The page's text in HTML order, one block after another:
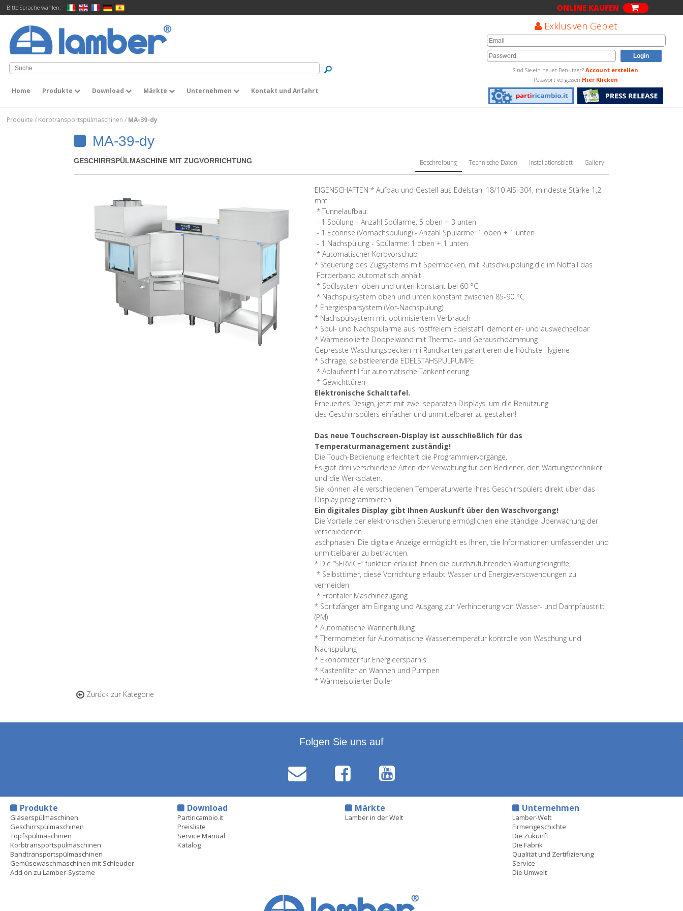
Bitte Sprache wählen: ONLINE KAUFEN
Home Produkte Download Märkte Unternehmen Kontakt und Anfahrt
Exklusiven Gebiet
Sind Sie ein neuer Benutzer?Account erstellen
Passwort vergessen Hier Klicken
Produkte/ Korbtransportspülmaschinen/ MA-39-dy
MA-39-dy
GESCHIRRSPÜLMASCHINE MIT ZUGVORRICHTUNG Beschreibung Technische Daten Installationsblatt Gallery
EIGENSCHAFTEN * Aufbau und Gestell aus Edelstahl 18/10 AISI 304, mindeste Stärke 1,2
mm
* Tunnelaufbau:
- 1 Spülung – Anzahl Spülarme: 5 oben + 3 unten
- 1 Ecorinse (Vornachspülung) - Anzahl Spülarme: 1 oben + 1 unten
- 1 Nachspülung - Spülarme: 1 oben + 1 unten
* Automatischer Korbvorschub
* Steuerung des Zugsystems mit Sperrnocken, mit Rutschkupplung,die im Notfall das
Förderband automatisch anhält
* Spülsystem oben und unten konstant bei 60 °C
* Nachspülsystem oben und unten konstant zwischen 85-90 °C
* Energiesparsystem (Vor-Nachspülung)
* Nachspülsystem mit optimisiertem Verbrauch
* Spül- und Nachspülarme aus rostfreiem Edelstahl, demontier- und auswechselbar
* Wärmeisolierte Doppelwand mit Thermo- und Geräuschdämmung
Gepresste Waschungsbecken mi Rundkanten garantieren die höchste Hygiene
* Schräge, selbstleerende EDELSTAHSPÜLPUMPE
* Ablaufventil für automatische Tankentleerung
* Gewichttüren
Elektronische Schalttafel.
Erneuertes Design, jetzt mit zwei separaten Displays, um die Benutzung
des Geschirrspülers einfacher und unmittelbarer zu gestalten!
Das neue Touchscreen-Display ist ausschließlich für das
Temperaturmanagement zuständig!
Die Touch-Bedienung erleichtert die Programmiervorgänge.
Es gibt drei verschiedene Arten der Verwaltung für den Bediener, den Wartungstechniker
und die Werksdaten.
Sie können alle verschiedenen Temperaturwerte Ihres Geschirrspülers direkt über das
Display programmieren.
Ein digitales Display gibt Ihnen Auskunft über den Waschvorgang!
Die Vorteile der elektronischen Steuerung ermöglichen eine ständige Überwachung der
verschiedenen
aschphasen. Die digitale Anzeige ermöglicht es Ihnen, die Informationen umfassender und
unmittelbarer zu betrachten.
* Die “SERVICE” funktion erlaubt Ihnen die durchzuführenden Wartungseingriffe;
* Selbsttimer, diese Vorrichtung erlaubt Wasser und Energieverscwendungen zu
vermeiden
* Frontaler Maschinezugang
* Spritzfänger am Eingang und Ausgang zur Verhinderung von Wasser- und Dampfaustritt
(PM)
* Automatische Wannenfüllung
* Thermometer für Automatische Wassertemperatur kontrolle von Waschung und
Nachspülung
* Ekonomizer für Energieersparnis
* Kastenfilter an Wannen und Pumpen
* Wärmeisolierter Boiler
Zurück zur Kategorie
Folgen Sie uns auf
Produkte
Gläserspülmaschinen
Geschirrspülmaschinen
Topfspülmaschinen
Korbtransportspülmaschinen
Bandtransportspülmaschinen
Gemüsewaschmaschinen mit Schleuder
Add on zu Lamber-Systeme
Download
Partiricambio.it
Preisliste
Service Manual
Katalog
Märkte
Lamber in der Welt
Unternehmen
Lamber-Welt
Firmengeschichte
Die Zukunft
Die Fabrik
Qualität und Zertifizierung
Service
Die Umwelt